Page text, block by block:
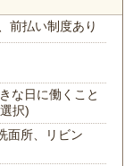
前払い制度あり
な日に働くこと
択)
面所、リビン